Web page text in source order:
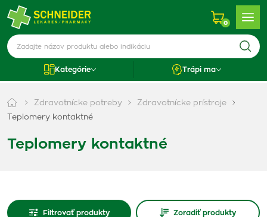
0
Kategórie Trápi ma
Zdravotnícke potreby
Zdravotnícke prístroje
Teplomery kontaktné
Teplomery kontaktné
Filtrovať produkty Zoradiť produkty